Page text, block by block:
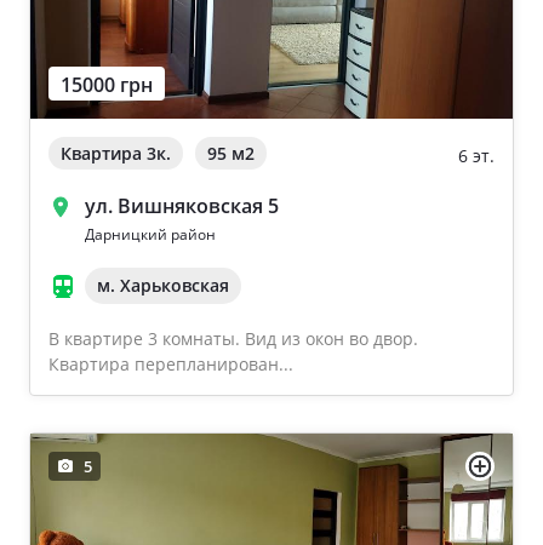
15000 грн
Квартира 3к. 95 м2 6 эт.
ул. Вишняковская 5
Дарницкий район
м. Харьковская
В квартире 3 комнаты. Вид из окон во двор.
Квартира перепланирован...
5